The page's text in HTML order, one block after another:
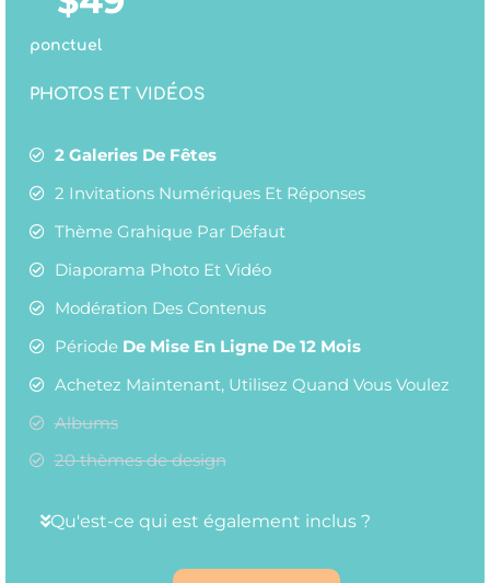
ponctuel
PHOTOS ET VIDÉOS
2 Galeries De Fêtes
2 Invitations Numériques Et Réponses
Thème Grahique Par Défaut
Diaporama Photo Et Vidéo
Modération Des Contenus
Période De Mise En Ligne De 12 Mois
Achetez Maintenant, Utilisez Quand Vous Voulez
Albums
20 thèmes de design
Qu'est-ce qui est également inclus ?